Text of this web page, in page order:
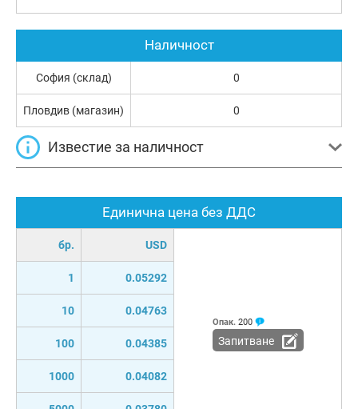
Единична цена без ДДС
бр. USD
1 0.05292
10 0.04763
100 0.04385
1000 0.04082
Опак. 200
Запитване
Наличност
София (склад) 0
Пловдив (магазин) 0
Известие за наличност